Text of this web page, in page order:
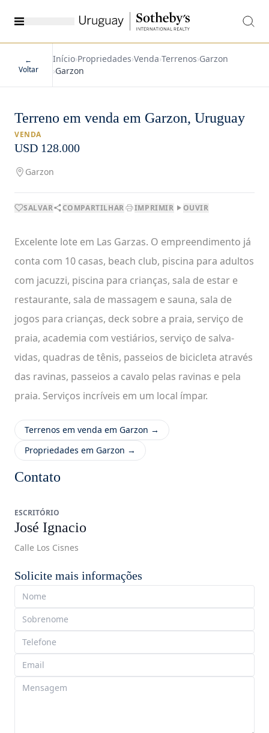
←
Voltar
Início›Propriedades›Venda›Terrenos›Garzon
›Garzon
Terreno em venda em Garzon, Uruguay
VENDA
USD 128.000
Garzon
SALVAR COMPARTILHAR IMPRIMIR OUVIR
Excelente lote em Las Garzas. O empreendimento já
conta com 10 casas, beach club, piscina para adultos
com jacuzzi, piscina para crianças, sala de estar e
restaurante, sala de massagem e sauna, sala de
jogos para crianças, deck sobre a praia, serviço de
praia, academia com vestiários, serviço de salva-
vidas, quadras de tênis, passeios de bicicleta através
das ravinas, passeios a cavalo pelas ravinas e pela
praia. Serviços incríveis em um local ímpar.
Terrenos em venda em Garzon →
Propriedades em Garzon →
Contato
ESCRITÓRIO
José Ignacio
Calle Los Cisnes
Solicite mais informações